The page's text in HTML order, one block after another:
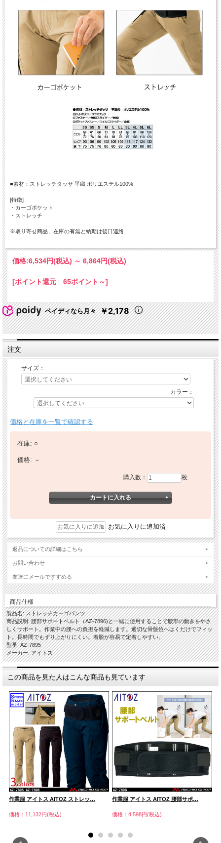
■素材：ストレッチタッサ 平織 ポリエステル100%
[特徴]
・カーゴポケット
・ストレッチ
※取り寄せ商品、在庫の有無と納期は後日連絡
価格:6,534円(税込) ～ 6,864円(税込)
[ポイント還元 65ポイント～]
ペイディなら月々 ￥2,178
注文
サイズ：
カラー：
価格と在庫を一覧で確認する
在庫: ○
価格: －
購入数： 枚
お気に入りに追加済
返品についての詳細はこちら
お問い合わせ
友達にメールですすめる
商品仕様
製品名: ストレッチカーゴパンツ
商品説明: 腰部サポートベルト（AZ-7896)と一緒に使用することで腰部の動きをやさ
しくサポート。作業中の腰への負担を軽減します。適切な骨盤位へはくだけでフィッ
ト。長時間でもずり上がりにくい。着脱が容易で定着しやすい。
型番: AZ-7895
メーカー: アイトス
この商品を見た人はこんな商品も見ています
作業服 アイトス AITOZ ストレッ…
価格：11,132円(税込)
作業服 アイトス AITOZ 腰部サポ…
価格：4,598円(税込)